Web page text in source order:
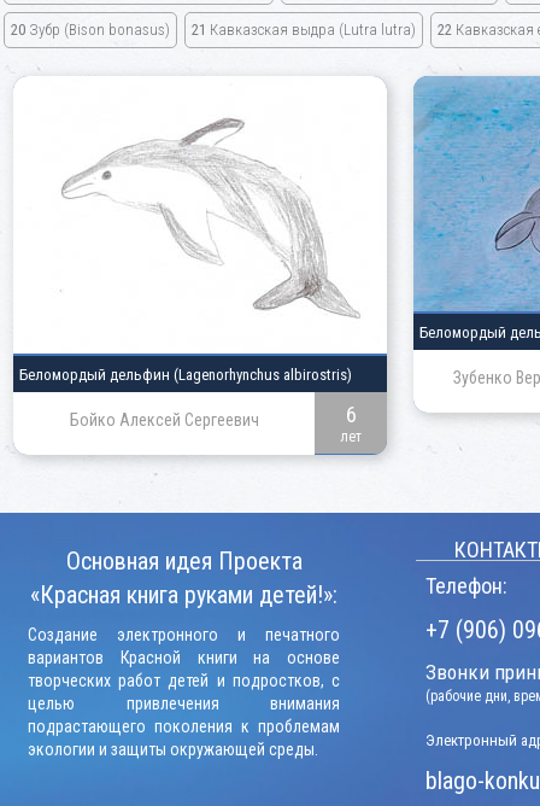
20 Зубр (Bison bonasus) 21 Кавказская выдра (Lutra lutra) 22
Беломордый дельфин (Lagenorhynchus albirostris)
Бойко Алексей Сергеевич 6
лет
Беломордый
Зубенко
Основная идея Проекта
«Красная книга руками детей!»:
Создание электронного и печатного
вариантов Красной книги на основе
творческих работ детей и подростков, с
целью привлечения внимания
подрастающего поколения к проблемам
экологии и защиты окружающей среды.
Телефон:
+7 (906)
Звонки
(рабочие дни,
Электронный
blago-